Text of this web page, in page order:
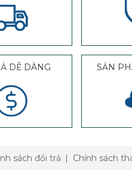
DỄ DÀNG SẢN
sách đổi trả Chính sách